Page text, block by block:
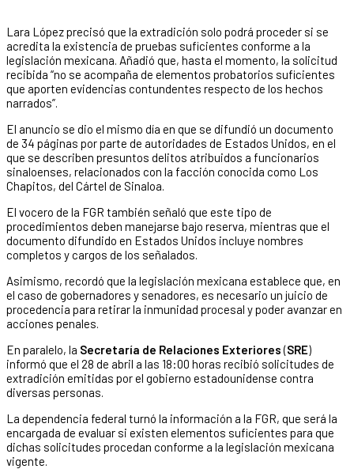
Lara López precisó que la extradición solo podrá proceder si se
acredita la existencia de pruebas suficientes conforme a la
legislación mexicana. Añadió que, hasta el momento, la solicitud
recibida “no se acompaña de elementos probatorios suficientes
que aporten evidencias contundentes respecto de los hechos
narrados”.
El anuncio se dio el mismo día en que se difundió un documento
de 34 páginas por parte de autoridades de Estados Unidos, en el
que se describen presuntos delitos atribuidos a funcionarios
sinaloenses, relacionados con la facción conocida como Los
Chapitos, del Cártel de Sinaloa.
El vocero de la FGR también señaló que este tipo de
procedimientos deben manejarse bajo reserva, mientras que el
documento difundido en Estados Unidos incluye nombres
completos y cargos de los señalados.
Asimismo, recordó que la legislación mexicana establece que, en
el caso de gobernadores y senadores, es necesario un juicio de
procedencia para retirar la inmunidad procesal y poder avanzar en
acciones penales.
En paralelo, la Secretaría de Relaciones Exteriores(SRE)
informó que el 28 de abril a las 18:00 horas recibió solicitudes de
extradición emitidas por el gobierno estadounidense contra
diversas personas.
La dependencia federal turnó la información a la FGR, que será la
encargada de evaluar si existen elementos suficientes para que
dichas solicitudes procedan conforme a la legislación mexicana
vigente.